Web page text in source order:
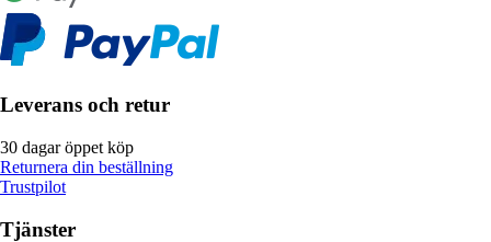
Leverans och retur
30 dagar öppet köp
Returnera din beställning
Trustpilot
Tjänster